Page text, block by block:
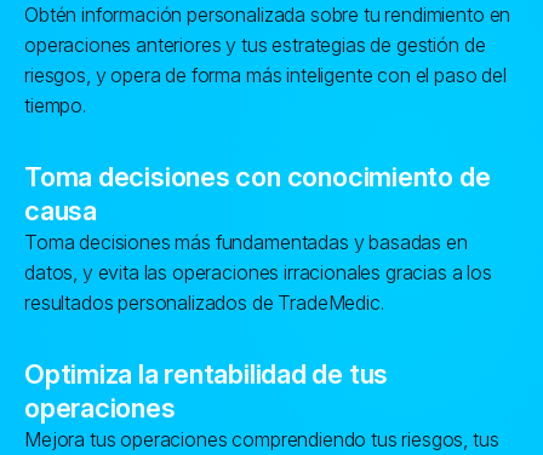
Obtén información personalizada sobre tu rendimiento en
operaciones anteriores y tus estrategias de gestión de
riesgos, y opera de forma más inteligente con el paso del
tiempo.
Toma decisiones con conocimiento de
causa
Toma decisiones más fundamentadas y basadas en
datos, y evita las operaciones irracionales gracias a los
resultados personalizados de TradeMedic.
Optimiza la rentabilidad de tus
operaciones
Mejora tus operaciones comprendiendo tus riesgos, tus